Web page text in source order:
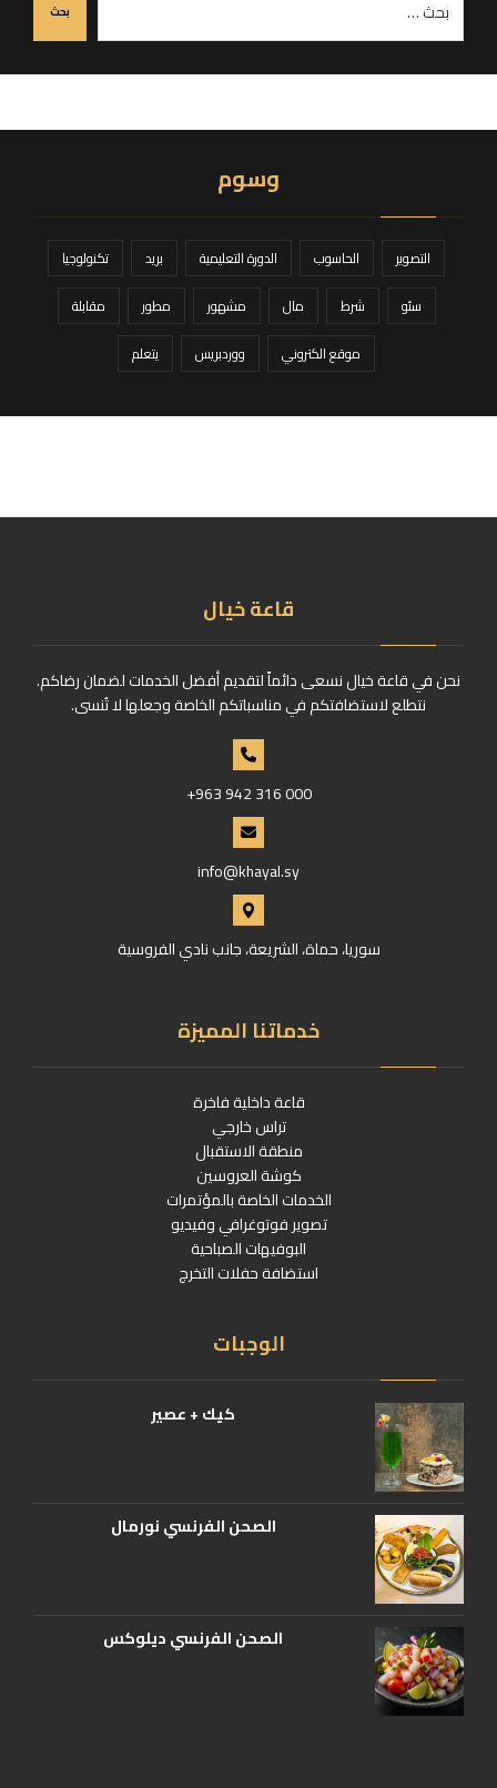
بحث
وسوم
التصوير الحاسوب الدورة التعليمية بريد
تكنولوجيا
سئو
شرط مال مشهور مطور
مقابلة
موقع الكتروني
ووردبريس يتعلم
قاعة خيال
نحن في قاعة خيال نسعى دائماً لتقديم أفضل الخدمات لضمان رضاكم.
نتطلع لاستضافتكم في مناسباتكم الخاصة وجعلها لا تُنسى.
+963 942 316 000
info@khayal.sy
سوريا، حماة، الشريعة، جانب نادي الفروسية
خدماتنا المميزة
قاعة داخلية فاخرة
تراس خارجي
منطقة الاستقبال
كوشة العروسين
الخدمات الخاصة بالمؤتمرات
تصوير فوتوغرافي وفيديو
البوفيهات الصباحية
استضافة حفلات التخرج
الوجبات
كيك + عصير
الصحن الفرنسي نورمال
الصحن الفرنسي ديلوكس